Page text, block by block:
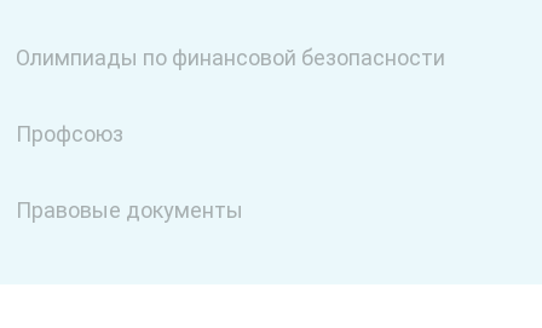
Олимпиады по финансовой безопасности
Профсоюз
Правовые документы